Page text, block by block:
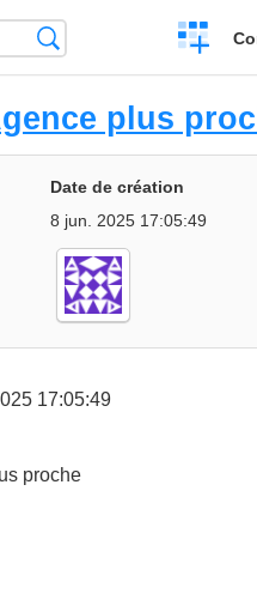
Créer
un
plus
Date de création
8 jun. 2025 17:05:49
17:05:49
proche